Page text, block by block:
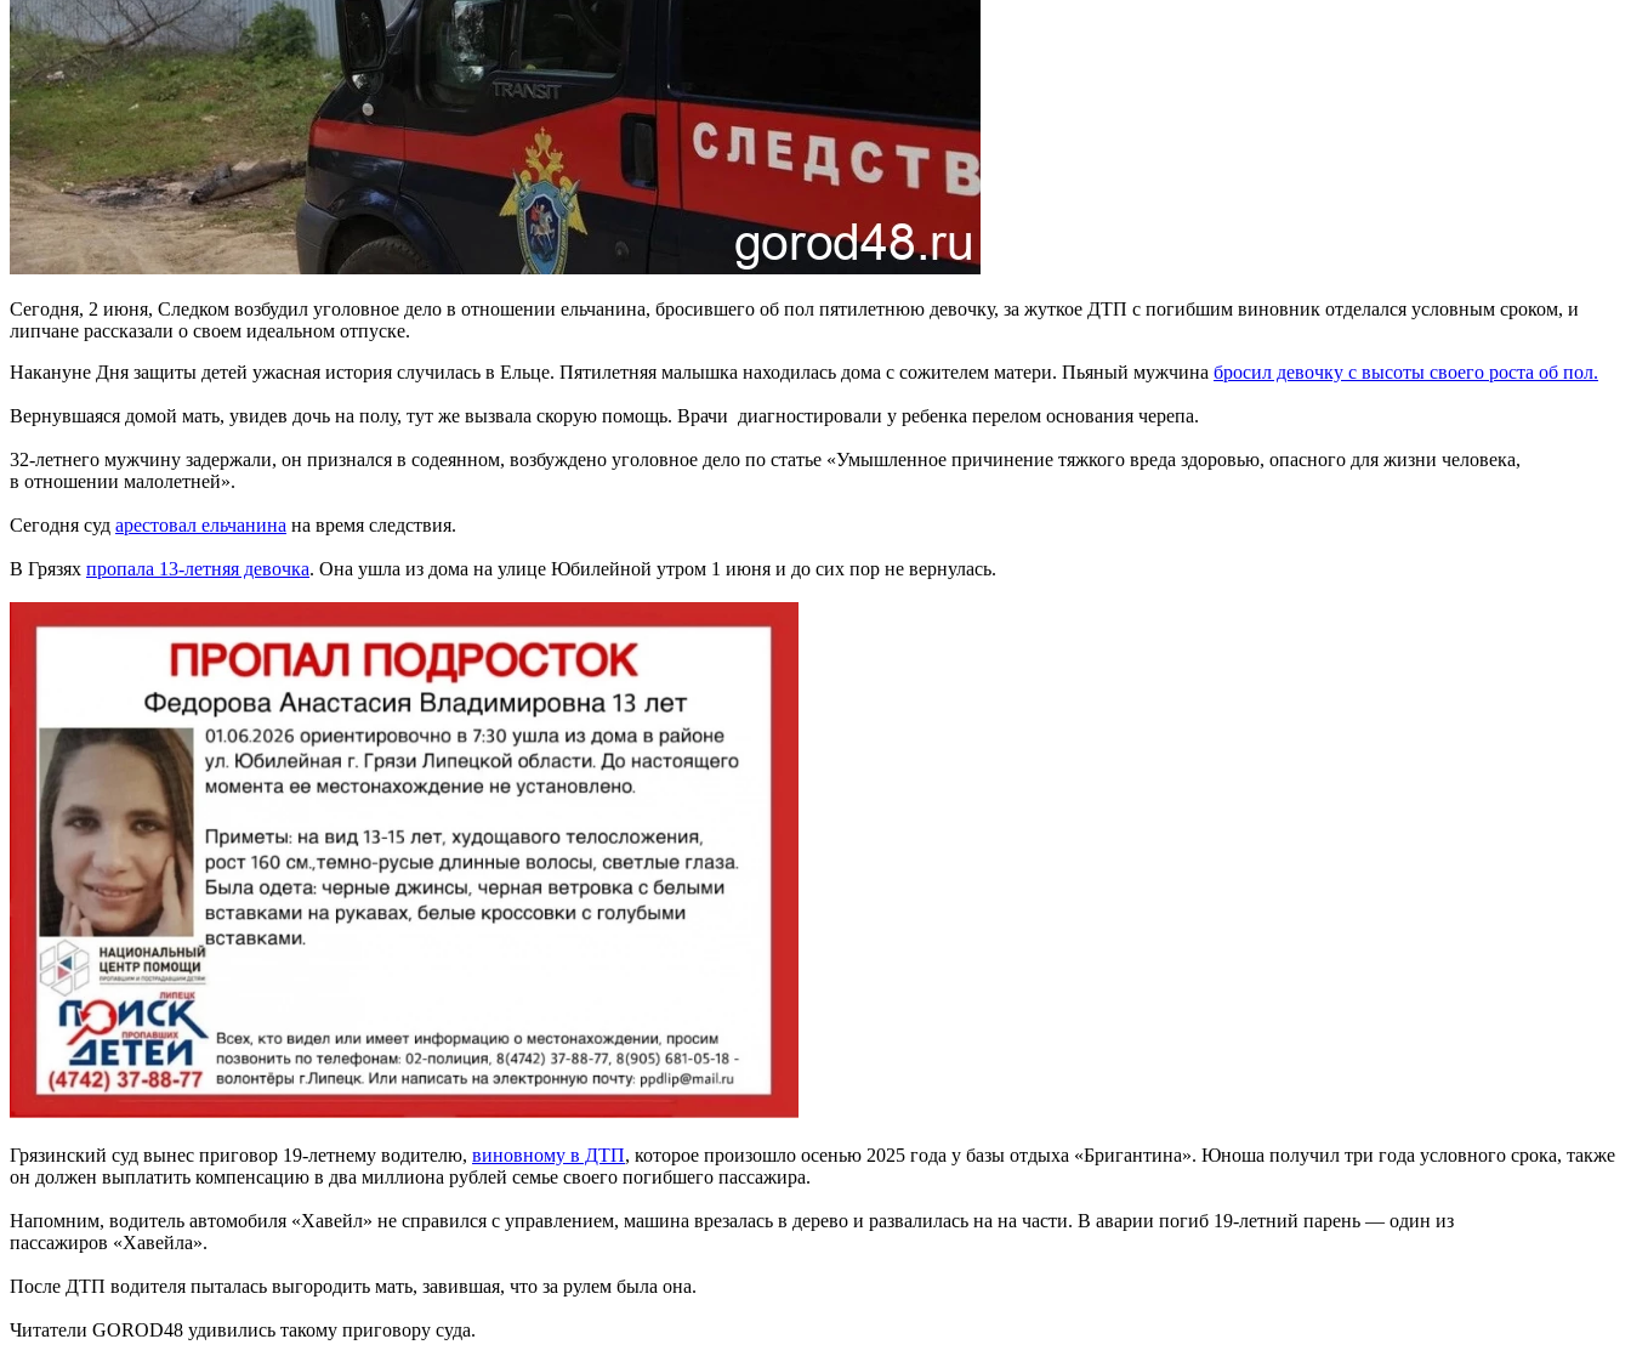
Сегодня, 2 июня, Cледком возбудил уголовное дело в отношении ельчанина, бросившего об пол пятилетнюю девочку, за жуткое ДТП с погибшим виновник отделался условным сроком, и
липчане рассказали о своем идеальном отпуске.
Накануне Дня защиты детей ужасная история случилась в Ельце. Пятилетняя малышка находилась дома с сожителем матери. Пьяный мужчина бросил девочку с высоты своего роста об пол.
Вернувшаяся домой мать, увидев дочь на полу, тут же вызвала скорую помощь. Врачи диагностировали у ребенка перелом основания черепа.
32-летнего мужчину задержали, он признался в содеянном, возбуждено уголовное дело по статье «Умышленное причинение тяжкого вреда здоровью, опасного для жизни человека,
в отношении малолетней».
Сегодня суд арестовал ельчанина на время следствия.
В Грязях пропала 13-летняя девочка. Она ушла из дома на улице Юбилейной утром 1 июня и до сих пор не вернулась.
Грязинский суд вынес приговор 19-летнему водителю, виновному в ДТП, которое произошло осенью 2025 года у базы отдыха «Бригантина». Юноша получил три года условного срока, также
он должен выплатить компенсацию в два миллиона рублей семье своего погибшего пассажира.
Напомним, водитель автомобиля «Хавейл» не справился с управлением, машина врезалась в дерево и развалилась на на части. В аварии погиб 19-летний парень — один из
пассажиров «Хавейла».
После ДТП водителя пыталась выгородить мать, завившая, что за рулем была она.
Читатели GOROD48 удивились такому приговору суда.